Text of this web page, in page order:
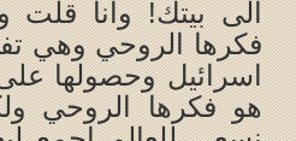
الى بيتك! وأنا
فكرها الروحي وهي
اسرائيل وحصولها
هو فكرها الروحي